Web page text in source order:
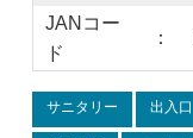
JANコー
ド
：
サニタリー 出入口